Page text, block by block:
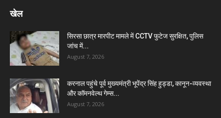
खेल
सिरसा छात्र मारपीट मामले में CCTV फुटेज सुरक्षित, पुलिस
जांच में...
August 7, 2026
करनाल पहुंचे पूर्व मुख्यमंत्री भूपेंद्र सिंह हुड्डा, कानून-व्यवस्था
और कॉमनवेल्थ गेम्स...
August 7, 2026